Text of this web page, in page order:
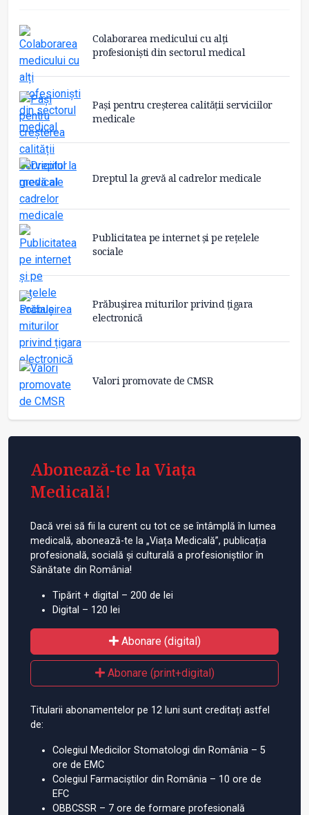
Colaborarea medicului cu alți
profesioniști din sectorul medical
Pași pentru creșterea calității serviciilor
medicale
Dreptul la grevă al cadrelor medicale
Publicitatea pe internet și pe rețelele
sociale
Prăbușirea miturilor privind țigara
electronică
Valori promovate de CMSR
Abonează-te la Viața
Medicală!
Dacă vrei să fii la curent cu tot ce se întâmplă în lumea
medicală, abonează-te la „Viața Medicală”, publicația
profesională, socială și culturală a profesioniștilor în
Sănătate din România!
Tipărit + digital – 200 de lei
Digital – 120 lei
Abonare (digital)
Abonare (print+digital)
Titularii abonamentelor pe 12 luni sunt creditați astfel
de:
Colegiul Medicilor Stomatologi din România – 5
ore de EMC
Colegiul Farmaciștilor din România – 10 ore de
EFC
OBBCSSR – 7 ore de formare profesională